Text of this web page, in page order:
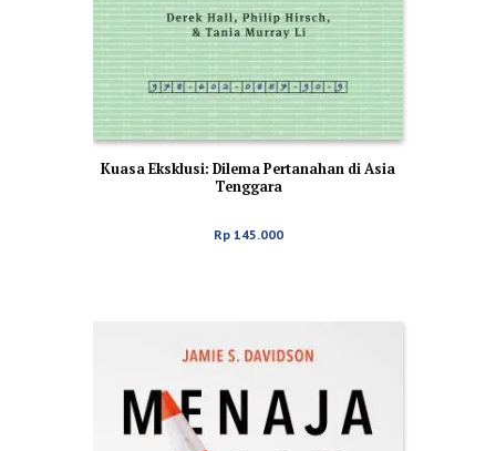
Kuasa Eksklusi: Dilema Pertanahan di Asia
Tenggara
Rp145.000